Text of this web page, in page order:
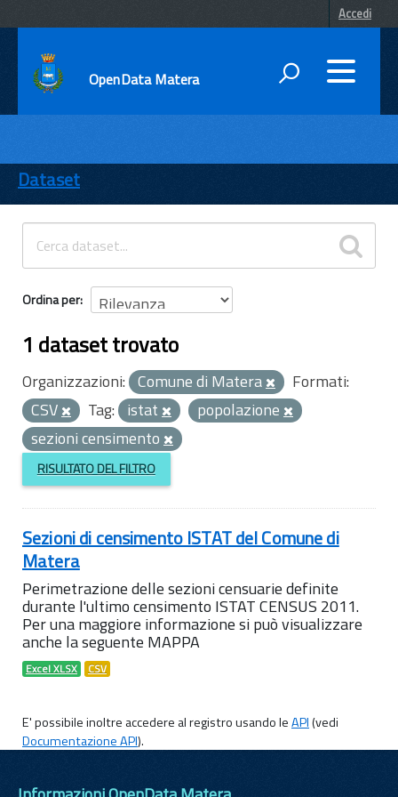
Accedi
OpenData Matera
ENTI
TEMI
INFORMAZIONI
Dataset
Ordina per
1 dataset trovato
Organizzazioni: Comune di Matera
Formati:
CSV
Tag: istat
popolazione
sezioni censimento
RISULTATO DEL FILTRO
Sezioni di censimento ISTAT del Comune di
Matera
Perimetrazione delle sezioni censuarie definite
durante l'ultimo censimento ISTAT CENSUS 2011.
Per una maggiore informazione si può visualizzare
anche la seguente MAPPA
Excel XLSX CSV
E' possibile inoltre accedere al registro usando leAPI(vedi
Documentazione API).